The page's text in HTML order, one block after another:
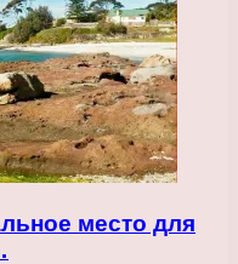
место для